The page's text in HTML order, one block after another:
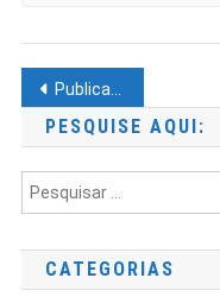
Navegação
por
posts
Publicações mais antigas
PESQUISE AQUI:
CATEGORIAS